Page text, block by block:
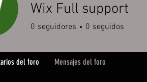
Wix Full support
0 seguidores 0 seguidos
del foro Mensajes del foro